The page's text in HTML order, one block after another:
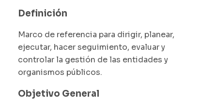
Definición
Marco de referencia para dirigir, planear,
ejecutar, hacer seguimiento, evaluar y
controlar la gestión de las entidades y
organismos públicos.
Objetivo General